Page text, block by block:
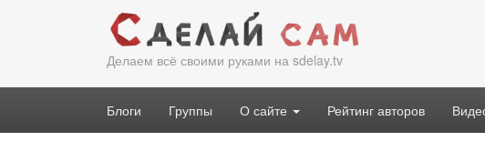
Делаем всё своими руками на sdelay.tv
Блоги Группы О сайте Рейтинг авторов